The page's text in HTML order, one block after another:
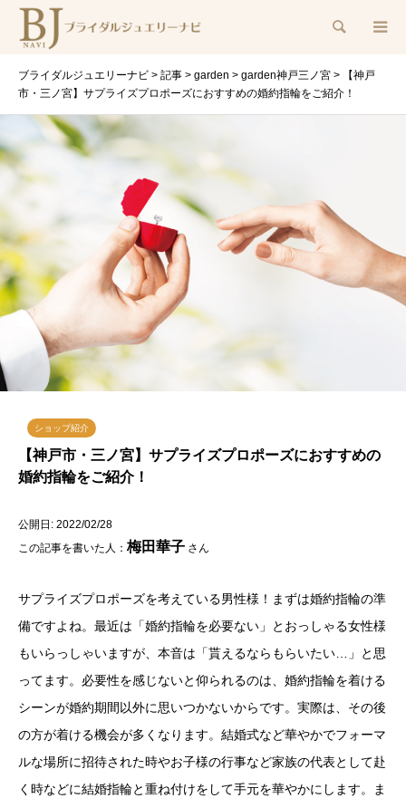
検索
ブライダルジュエリーナビ > 記事 > garden > garden神戸三ノ宮 >
【神戸
市・三ノ宮】サプライズプロポーズにおすすめの婚約指輪をご紹介！
ショップ紹介
【神戸市・三ノ宮】サプライズプロポーズにおすすめの
婚約指輪をご紹介！
公開日: 2022/02/28
この記事を書いた人： 梅田華子 さん
サプライズプロポーズを考えている男性様！まずは婚約指輪の準
備ですよね。最近は「婚約指輪を必要ない」とおっしゃる女性様
もいらっしゃいますが、本音は「貰えるならもらいたい…」と思
ってます。必要性を感じないと仰られるのは、婚約指輪を着ける
シーンが婚約期間以外に思いつかないからです。実際は、その後
の方が着ける機会が多くなります。結婚式など華やかでフォーマ
ルな場所に招待された時やお子様の行事など家族の代表として赴
く時などに結婚指輪と重ね付けをして手元を華やかにします。ま